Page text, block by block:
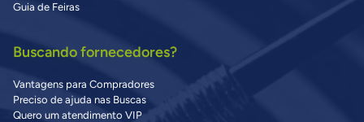
Guia de Feiras
Buscando fornecedores?
Vantagens para Compradores
Preciso de ajuda nas Buscas
Quero um atendimento VIP